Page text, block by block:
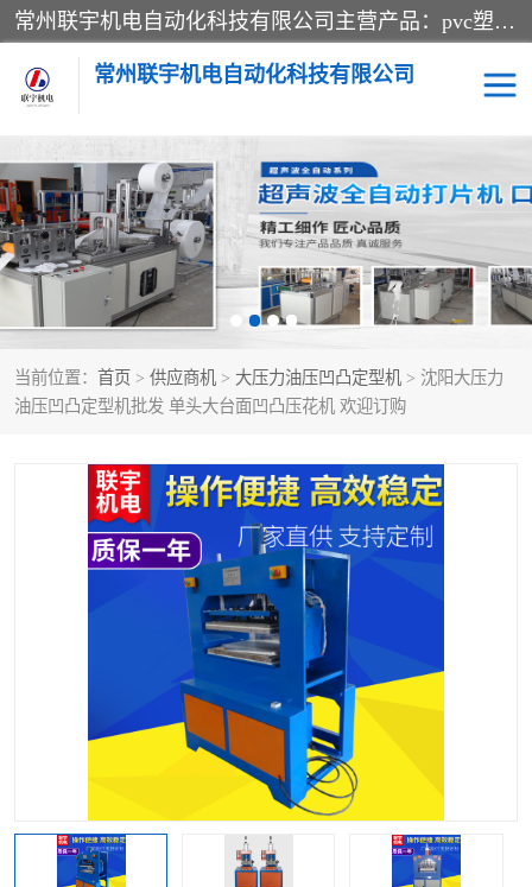
常州联宇机电自动化科技有限公司主营产品：pvc塑料焊机、高频热合机、软膜天花压边机、服装布料凹凸压花机、布料3d压印设备、服装植胶设备、超声波布料花边机、无纺布热合机、全自动压花机。
常州联宇机电自动化科技有限公司
当前位置： 首页 > 供应商机 > 大压力油压凹凸定型机 > 沈阳大压力
油压凹凸定型机批发 单头大台面凹凸压花机 欢迎订购
压花定型机以及压花模具 超声波热合机
高频热合机 超声波花边机
超声波复合压花机 凹凸压花机压标机
3040凹凸压花机 双头服装凹凸压花机
高频压花压标机 自动超声波打片成型机
泡壳包装封口机 海绵产品成型机